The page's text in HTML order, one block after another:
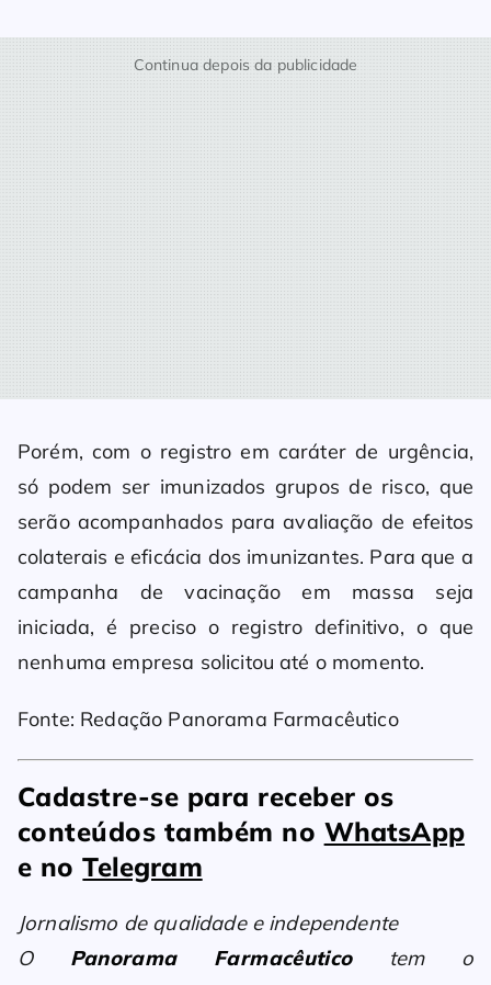
Continua depois da publicidade
Porém, com o registro em caráter de urgência,
só podem ser imunizados grupos de risco, que
serão acompanhados para avaliação de efeitos
colaterais e eficácia dos imunizantes. Para que a
campanha de vacinação em massa seja
iniciada, é preciso o registro definitivo, o que
nenhuma empresa solicitou até o momento.
Fonte: Redação Panorama Farmacêutico
Cadastre-se para receber os
conteúdos também no WhatsApp
e noTelegram
Jornalismo de qualidade e independente
O Panorama Farmacêuticotem o